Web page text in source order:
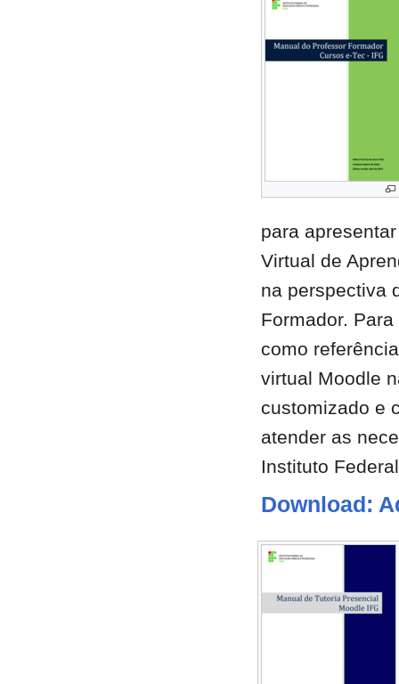
para
Virtual de
na perspectiva
Formador.
como
virtual Moodle
customizado e
atender as
Instituto
Download: